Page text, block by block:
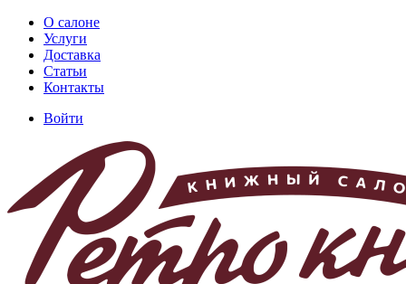
Перейти
основному
содержанию
Основная
навигация
О салоне
Услуги
Доставка
Статьи
Контакты
учётной
записи
пользователя
Войти